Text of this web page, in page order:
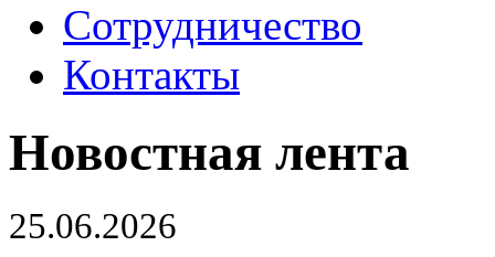
Сотрудничество
Контакты
Новостная лента
25.06.2026